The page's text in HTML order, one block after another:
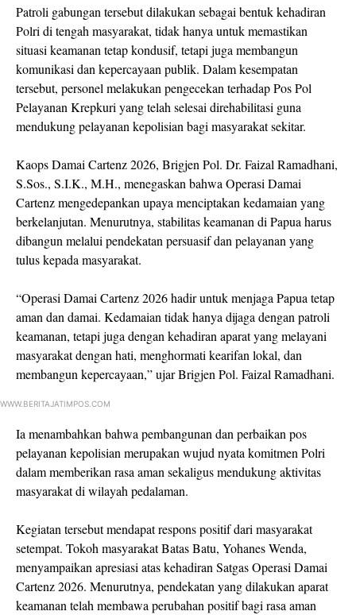
Patroli gabungan tersebut dilakukan sebagai bentuk kehadiran
Polri di tengah masyarakat, tidak hanya untuk memastikan
situasi keamanan tetap kondusif, tetapi juga membangun
komunikasi dan kepercayaan publik. Dalam kesempatan
tersebut, personel melakukan pengecekan terhadap Pos Pol
Pelayanan Krepkuri yang telah selesai direhabilitasi guna
mendukung pelayanan kepolisian bagi masyarakat sekitar.
Kaops Damai Cartenz 2026, Brigjen Pol. Dr. Faizal Ramadhani,
S.Sos., S.I.K., M.H., menegaskan bahwa Operasi Damai
Cartenz mengedepankan upaya menciptakan kedamaian yang
berkelanjutan. Menurutnya, stabilitas keamanan di Papua harus
dibangun melalui pendekatan persuasif dan pelayanan yang
tulus kepada masyarakat.
“Operasi Damai Cartenz 2026 hadir untuk menjaga Papua tetap
aman dan damai. Kedamaian tidak hanya dijaga dengan patroli
keamanan, tetapi juga dengan kehadiran aparat yang melayani
masyarakat dengan hati, menghormati kearifan lokal, dan
membangun kepercayaan,” ujar Brigjen Pol. Faizal Ramadhani.
WWW.BERITAJATIMPOS.COM
Ia menambahkan bahwa pembangunan dan perbaikan pos
pelayanan kepolisian merupakan wujud nyata komitmen Polri
dalam memberikan rasa aman sekaligus mendukung aktivitas
masyarakat di wilayah pedalaman.
Kegiatan tersebut mendapat respons positif dari masyarakat
setempat. Tokoh masyarakat Batas Batu, Yohanes Wenda,
menyampaikan apresiasi atas kehadiran Satgas Operasi Damai
Cartenz 2026. Menurutnya, pendekatan yang dilakukan aparat
keamanan telah membawa perubahan positif bagi rasa aman